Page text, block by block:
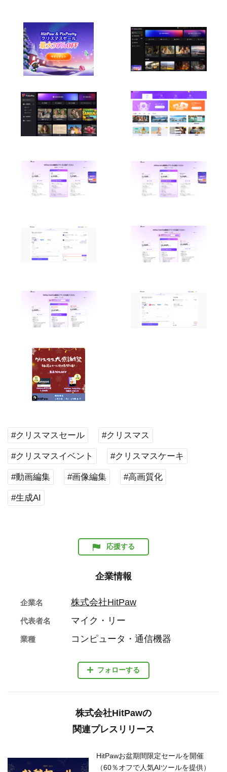
#クリスマスセール #クリスマス
#クリスマスイベント #クリスマスケーキ
#動画編集 #画像編集 #高画質化
#生成AI
応援する
企業情報
フォローする
企業名 株式会社HitPaw
代表者名 マイク・リー
業種 コンピュータ・通信機器
株式会社HitPawの
関連プレスリリース
HitPawお盆期間限定セールを開催
（60％オフで人気AIツールを提供）